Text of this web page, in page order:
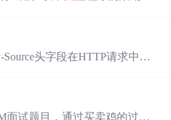
此外，代码超千行后Debug难
护成本高。头字段在HTTP请求中的
字符串的序列化以及最终的哈
面试题目，通过买卖鸡的过程